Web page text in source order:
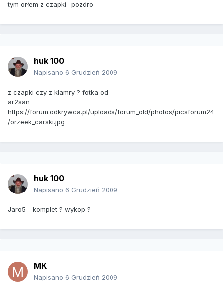
tym orłem z czapki -pozdro
huk 100
Napisano 6 Grudzień 2009
z czapki czy z klamry ? fotka od
ar2san
https://forum.odkrywca.pl/uploads/forum_old/photos/picsforum24
/orzeek_carski.jpg
huk 100
Napisano 6 Grudzień 2009
Jaro5 - komplet ? wykop ?
MK
Napisano 6 Grudzień 2009